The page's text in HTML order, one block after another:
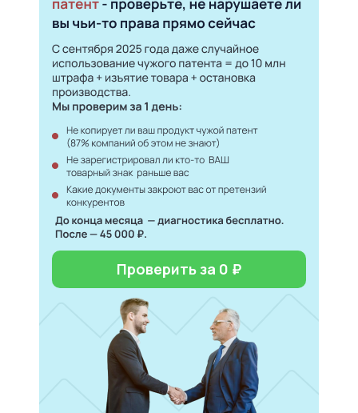
Проверить за 0 ₽